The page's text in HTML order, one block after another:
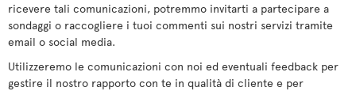
ricevere tali comunicazioni, potremmo invitarti a partecipare a
sondaggi o raccogliere i tuoi commenti sui nostri servizi tramite
email o social media.
Utilizzeremo le comunicazioni con noi ed eventuali feedback per
gestire il nostro rapporto con te in qualità di cliente e per